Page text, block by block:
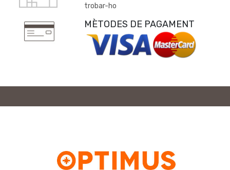
trobar-ho
MÈTODES DE PAGAMENT